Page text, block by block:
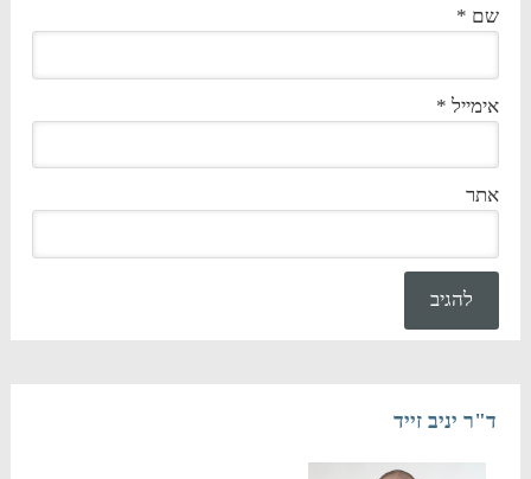
שם *
אימייל *
אתר
ד"ר יניב זייד